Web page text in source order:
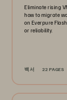
Eliminate rising
how to migrate
on Everpure
or reliability.
백서 22 PAGES